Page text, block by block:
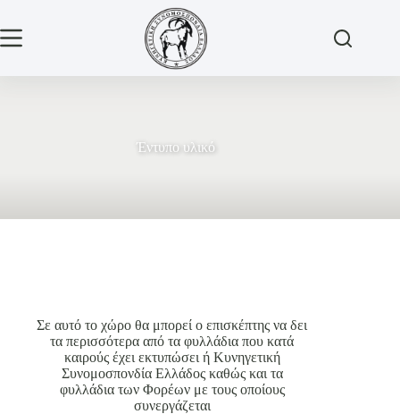
Έντυπο υλικό
Σε αυτό το χώρο θα μπορεί ο επισκέπτης να δει
τα περισσότερα από τα φυλλάδια που κατά
καιρούς έχει εκτυπώσει ή Κυνηγετική
Συνομοσπονδία Ελλάδος καθώς και τα
φυλλάδια των Φορέων με τους οποίους
συνεργάζεται